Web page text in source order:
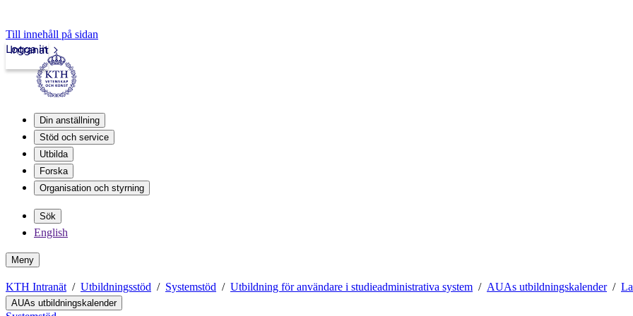
Till innehåll på sidan
Intranät
Logga in
Din anställning
Stöd och service
Utbilda
Forska
Organisation och styrning
Sök
English
Meny
KTH Intranät Utbildningsstöd Systemstöd Utbildning för användare i studieadministrativa system AUAs utbildningskalender
AUAs utbildningskalender